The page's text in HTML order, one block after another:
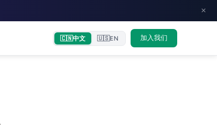
×
🇨🇳中文 🇺🇸EN 加入我们